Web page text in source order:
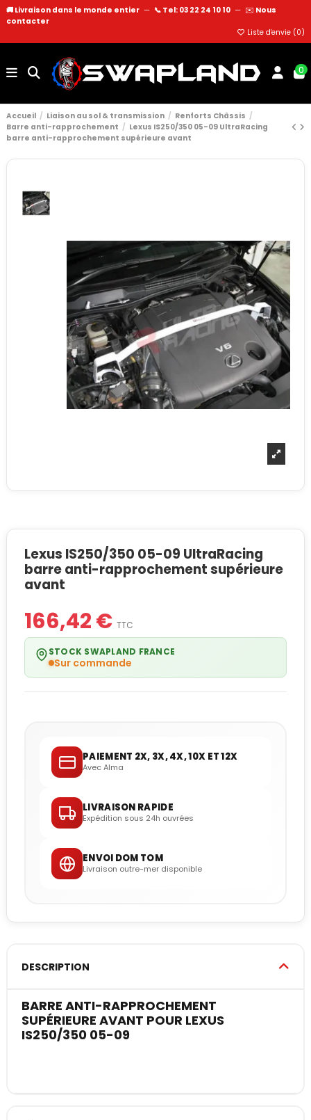
🚚 Livraison dans le monde entier — 📞 Tel: 03 22 24 10 10 — ✉️ Nous
contacter
Liste d'envie (0)
0
Accueil Liaison au sol & transmission
Renforts Châssis
Barre anti-rapprochement
Lexus IS250/350 05-09 UltraRacing
barre anti-rapprochement supérieure avant
Lexus IS250/350 05-09 UltraRacing
barre anti-rapprochement supérieure
avant
166,42 € TTC
STOCK SWAPLAND FRANCE
Sur commande
PAIEMENT 2X, 3X, 4X, 10X ET 12X
Avec Alma
LIVRAISON RAPIDE
Expédition sous 24h ouvrées
ENVOI DOM TOM
Livraison outre-mer disponible
DESCRIPTION
BARRE ANTI-RAPPROCHEMENT
SUPÉRIEURE AVANT POUR LEXUS
IS250/350 05-09